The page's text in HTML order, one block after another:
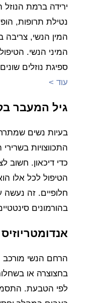
ירידה ברמת
נטילת תרופות,
המין הנשי, צריבה
המיני הנשי.
ספיגת נוזלים
עוד >
גיל המעבר
בעיות נשים
התכווצויות
כדי דיכאון. חשוב
הטיפול לכל אלו
חלופיים. זה נעשה
בהורמונים
אנדומטריוזיס
הרחם הנשי מורכב
בחצוצרה או
לפי הטבעת.